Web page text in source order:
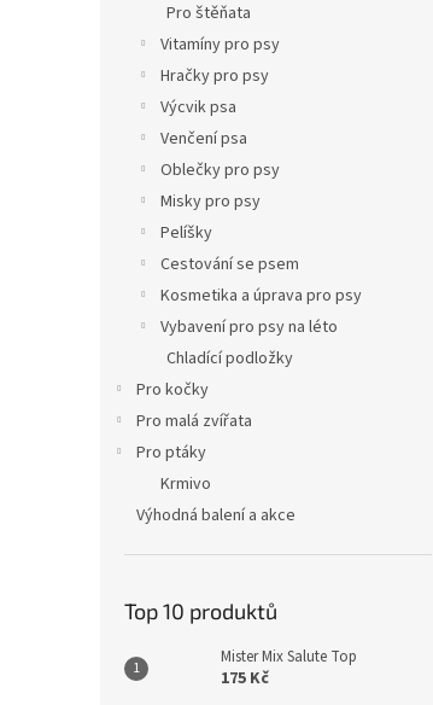
Pro štěňata
Vitamíny pro psy
Hračky pro psy
Výcvik psa
Venčení psa
Oblečky pro psy
Misky pro psy
Pelíšky
Cestování se psem
Kosmetika a úprava pro psy
Vybavení pro psy na léto
Chladící podložky
Pro kočky
Pro malá zvířata
Pro ptáky
Krmivo
Výhodná balení a akce
Top 10 produktů
Mister Mix Salute Top
175 Kč